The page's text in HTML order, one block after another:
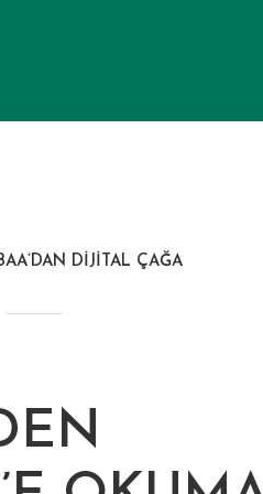
DIJITAL ÇAĞA